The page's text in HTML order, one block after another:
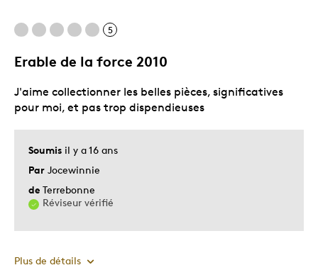
Construire une collection
Décrivez-vous Grand-père collectionneur
5
Erable de la force 2010
Soumis il y a 16 ans
Par Jocewinnie
de Terrebonne
Réviseur vérifié
J'aime collectionner les belles pièces, significatives
pour moi, et pas trop dispendieuses
Plus de détails